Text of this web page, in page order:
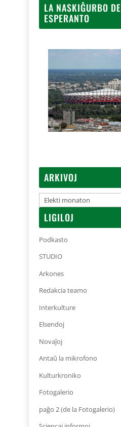
LA NASKIĜURBO DE
ESPERANTO
ARKIVOJ
Arkivoj
LIGILOJ
Podkasto
STUDIO
Arkones
Redakcia teamo
Interkulture
Elsendoj
Novaĵoj
Antaŭ la mikrofono
Kulturkroniko
Fotogalerio
paĝo 2 (de la Fotogalerio)